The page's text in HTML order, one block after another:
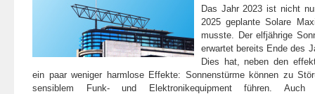
Das Jahr 2023 ist nicht
2025 geplante Solare
musste. Der elfjährige
erwartet bereits Ende des
Dies hat, neben den
ein paar weniger harmlose Effekte: Sonnenstürme können zu
sensiblem Funk- und Elektronikequipment führen. Auch